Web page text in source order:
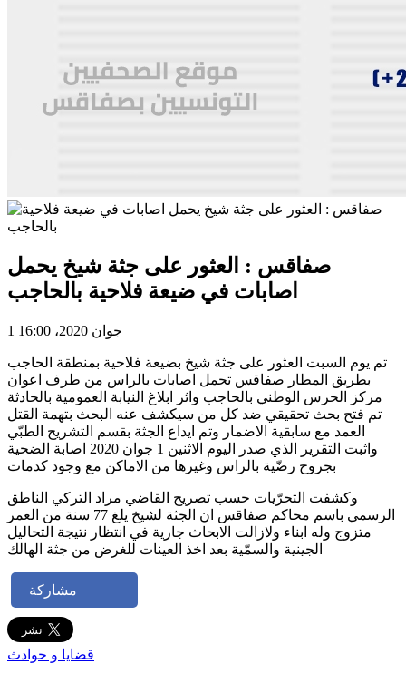
صفاقس : العثور على جثة شيخ يحمل
اصابات في ضيعة فلاحية بالحاجب
1 جوان 2020، 16:00
تم يوم السبت العثور على جثة شيخ بضيعة فلاحية بمنطقة الحاجب
بطريق المطار صفاقس تحمل اصابات بالراس من طرف اعوان
مركز الحرس الوطني بالحاجب واثر ابلاغ النيابة العمومية بالحادثة
تم فتح بحث تحقيقي ضد كل من سيكشف عنه البحث بتهمة القتل
العمد مع سابقية الاضمار وتم ايداع الجثة بقسم التشريح الطبّي
واثبت التقرير الذي صدر اليوم الاثنين 1 جوان 2020 اصابة الضحية
بجروح رضّية بالراس وغيرها من الاماكن مع وجود كدمات
وكشفت التحرّيات حسب تصريح القاضي مراد التركي الناطق
الرسمي باسم محاكم صفاقس ان الجثة لشيخ يلغ 77 سنة من العمر
متزوج وله ابناء ولازالت الابحاث جارية في انتظار نتيجة التحاليل
الجينية والسمّية بعد اخذ العينات للغرض من جثة الهالك
مشاركة
قضايا و حوادث